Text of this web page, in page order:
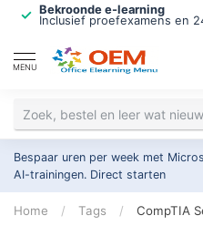
Bekroonde e-learning
Inclusief proefexamens en
MENU
Bespaar uren per week met
AI-trainingen. Direct starten
Home / Tags / CompTIA